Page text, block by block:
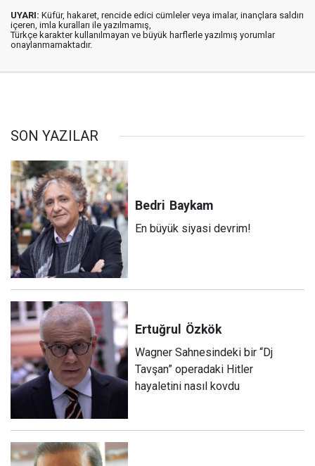
UYARI: Küfür, hakaret, rencide edici cümleler veya imalar, inançlara saldırı
içeren, imla kuralları ile yazılmamış,
Türkçe karakter kullanılmayan ve büyük harflerle yazılmış yorumlar
onaylanmamaktadır.
SON YAZILAR
Bedri Baykam
En büyük siyasi devrim!
Ertuğrul Özkök
Wagner Sahnesindeki bir “Dj
Tavşan” operadaki Hitler
hayaletini nasıl kovdu